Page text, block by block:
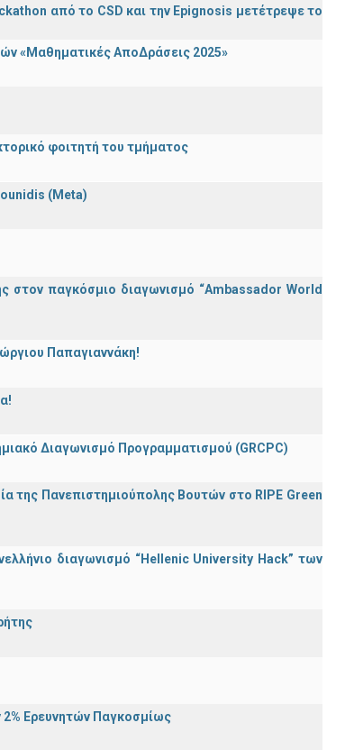
από το CSD και την Epignosis μετέτρεψε το
«Μαθηματικές ΑποΔράσεις 2025»
φοιτητή του τμήματος
(Meta)
στον παγκόσμιο διαγωνισμό “Ambassador World
Παπαγιαννάκη!
Διαγωνισμό Προγραμματισμού (GRCPC)
της Πανεπιστημιούπολης Βουτών στο RIPE Green
διαγωνισμό “Hellenic University Hack” των
Ερευνητών Παγκοσμίως